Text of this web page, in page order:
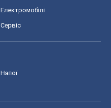
Електромобілі
Сервіс
Напої